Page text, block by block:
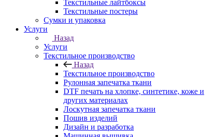
Текстильные лайтбоксы
Текстильные постеры
Сумки и упаковка
Услуги
Назад
Услуги
Текстильное производство
Назад
Текстильное производство
Рулонная запечатка ткани
DTF печать на хлопке, синтетике, коже и
других материалах
Лоскутная запечатка ткани
Пошив изделий
Дизайн и разработка